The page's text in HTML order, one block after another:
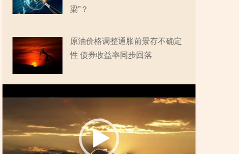
梁”？
原油价格调整通胀前景存不确定
性 债券收益率同步回落
频
放
器